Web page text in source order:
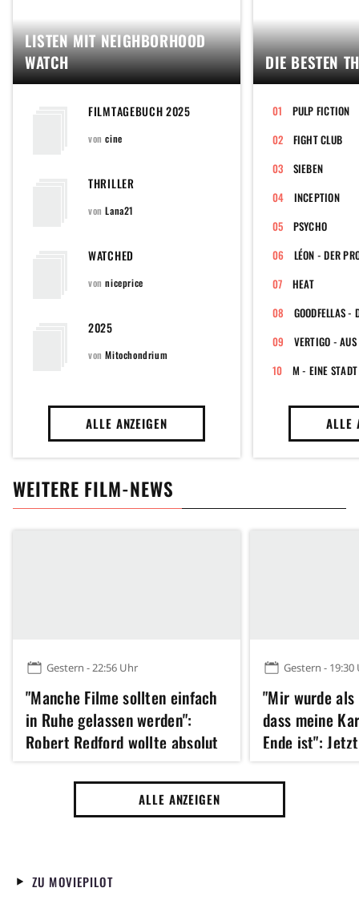
LISTEN MIT NEIGHBORHOOD
WATCH
FILMTAGEBUCH 2025
voncine
THRILLER
vonLana21
WATCHED
vonniceprice
2025
vonMitochondrium
ALLE ANZEIGEN
DIE BESTEN
PULP FICTION
FIGHT CLUB
SIEBEN
INCEPTION
PSYCHO
LÉON - DER
HEAT
VERTIGO -
M - EINE
ALLE
WEITERE FILM-NEWS
Gestern - 22:56 Uhr
"Manche Filme sollten einfach
in Ruhe gelassen werden":
Robert Redford wollte absolut
kein Remake dieses Klassikers
der 70er Jahre
Gestern - 19:30
"Mir wurde
dass meine
Ende ist":
Hathaway 43
Jahres gedreht
ALLE ANZEIGEN
ZU MOVIEPILOT